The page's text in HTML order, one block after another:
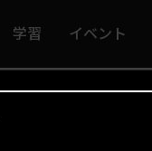
学習 イベント